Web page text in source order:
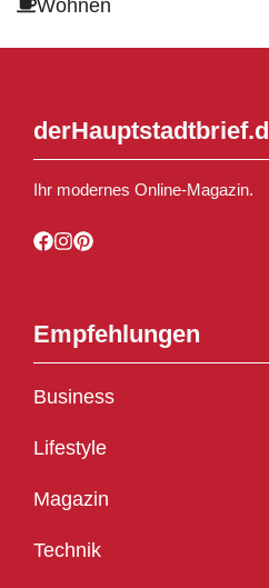
Wohnen
Ihr modernes Online-Magazin.
Empfehlungen
Business
Lifestyle
Magazin
Technik